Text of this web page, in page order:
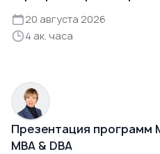
20 августа 2026
4 ак. часа
Презентация программ
MBA & DBA